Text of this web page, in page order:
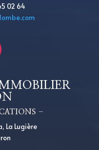
02 64
–
La Lugière